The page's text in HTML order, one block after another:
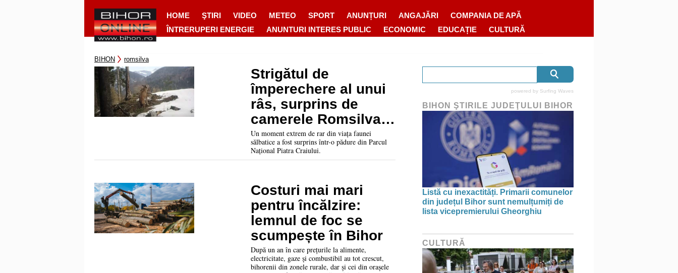
HOME ŞTIRI VIDEO METEO SPORT ANUNȚURI ANGAJĂRI
COMPANIA DE APĂ
ÎNTRERUPERI ENERGIE
ANUNTURI INTERES PUBLIC ECONOMIC EDUCAȚIE CULTURĂ
BIHON romsilva
Strigătul de
împerechere al unui
râs, surprins de
camerele Romsilva
într-o pădure din
Piatra Craiului
Un moment extrem de rar din viața faunei
sălbatice a fost surprins într-o pădure din Parcul
Național Piatra Craiului.
Costuri mai mari
pentru încălzire:
lemnul de foc se
scumpește în Bihor
După un an în care prețurile la alimente,
electricitate, gaze și combustibil au tot crescut,
bihorenii din zonele rurale, dar și cei din orașele
powered by Surfing Waves
BIHON ŞTIRILE JUDEŢULUI BIHOR
Listă cu inexactități. Primarii comunelor
din județul Bihor sunt nemulțumiți de
lista vicepremierului Gheorghiu
CULTURĂ